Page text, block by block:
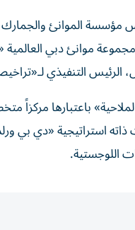
مؤسسة الموانئ والجمارك
موانئ دبي
الرئيس التنفيذي
باعتبارها مركزاً
ذاته استراتيجية «دي بي
اللوجستية.